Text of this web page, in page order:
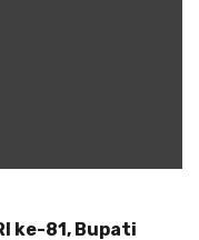
ke-81, Bupati